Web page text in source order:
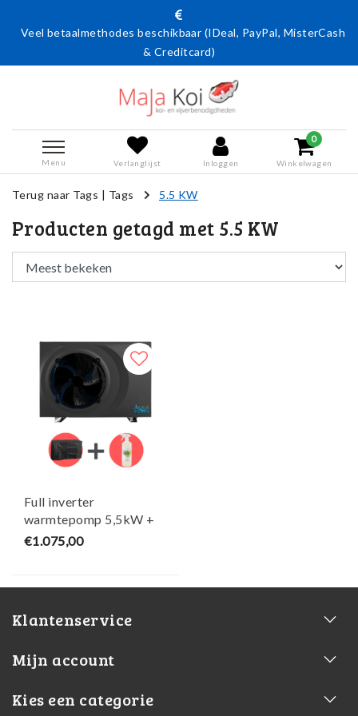
Veel betaalmethodes beschikbaar (IDeal, PayPal, MisterCash
& Creditcard)
Menu Verlanglijst Inloggen
0
Winkelwagen
Terug naar Tags | Tags 5.5 KW
Producten getagd met 5.5 KW
Full inverter
warmtepomp 5,5kW +
Gratis winterhoes &
€1.075,00
Klantenservice
Mijn account
Kies een categorie